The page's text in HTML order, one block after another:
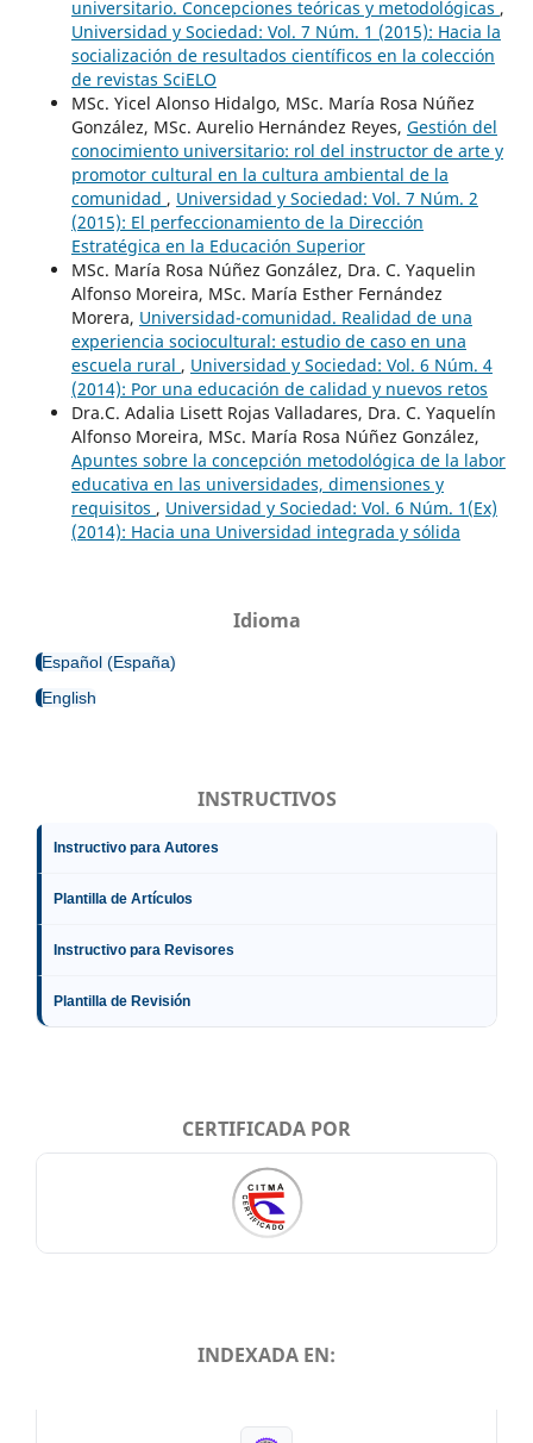
universitario. Concepciones teóricas y metodológicas ,
Universidad y Sociedad: Vol. 7 Núm. 1 (2015): Hacia la
socialización de resultados científicos en la colección
de revistas SciELO
MSc. Yicel Alonso Hidalgo, MSc. María Rosa Núñez
González, MSc. Aurelio Hernández Reyes, Gestión del
conocimiento universitario: rol del instructor de arte y
promotor cultural en la cultura ambiental de la
comunidad , Universidad y Sociedad: Vol. 7 Núm. 2
(2015): El perfeccionamiento de la Dirección
Estratégica en la Educación Superior
MSc. María Rosa Núñez González, Dra. C. Yaquelin
Alfonso Moreira, MSc. María Esther Fernández
Morera, Universidad-comunidad. Realidad de una
experiencia sociocultural: estudio de caso en una
escuela rural , Universidad y Sociedad: Vol. 6 Núm. 4
(2014): Por una educación de calidad y nuevos retos
Dra.C. Adalia Lisett Rojas Valladares, Dra. C. Yaquelín
Alfonso Moreira, MSc. María Rosa Núñez González,
Apuntes sobre la concepción metodológica de la labor
educativa en las universidades, dimensiones y
requisitos , Universidad y Sociedad: Vol. 6 Núm. 1(Ex)
(2014): Hacia una Universidad integrada y sólida
Idioma
Español (España)
English
INSTRUCTIVOS
Instructivo para Autores
Plantilla de Artículos
Instructivo para Revisores
Plantilla de Revisión
CERTIFICADA POR
INDEXADA EN: